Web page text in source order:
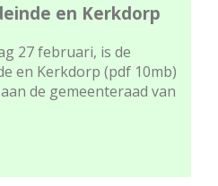
en Kerkdorp
27 februari, is de
en Kerkdorp (pdf 10mb)
de gemeenteraad van